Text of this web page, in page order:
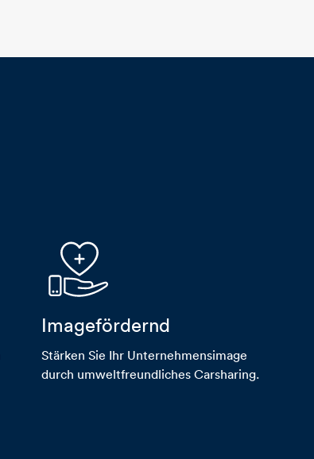
hand-herz-plus
Imagefördernd
Stärken Sie Ihr Unternehmensimage
durch umweltfreundliches Carsharing.